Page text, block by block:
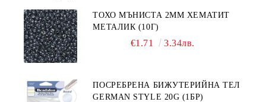
ТОХО МЪНИСТА 2ММ ХЕМАТИТ
МЕТАЛИК (10Г)
€1.71 3.34лв.
ПОСРЕБРЕНА БИЖУТЕРИЙНА ТЕЛ
GERMAN STYLE 20G (1БР)